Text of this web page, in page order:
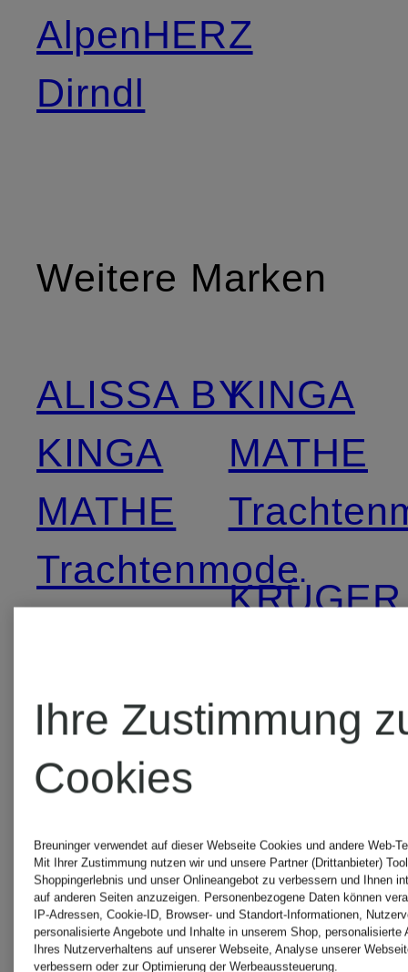
AlpenHERZ
Dirndl
Weitere Marken
ALISSA BY
KINGA
MATHE
Trachtenmode
Trachtenmode
CocoVero
Trachtenmode
Gottseidank
KINGA
MATHE
KRÜGER
Dirndl &
Ihre Zustimmung
Cookies
Breuninger verwendet auf dieser Webseite Cookies und andere Web-
Mit Ihrer Zustimmung nutzen wir und unsere Partner (Drittanbieter)
Shoppingerlebnis und unser Onlineangebot zu verbessern und Ihnen
auf anderen Seiten anzuzeigen. Personenbezogene Daten können
IP-Adressen, Cookie-ID, Browser- und Standort-Informationen,
personalisierte Angebote und Inhalte in unserem Shop, personalisierte
Ihres Nutzerverhaltens auf unserer Webseite, Analyse unserer
verbessern oder zur Optimierung der Werbeaussteuerung.